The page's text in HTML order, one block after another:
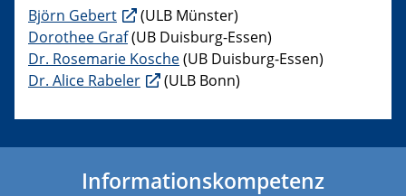
Björn Gebert
(ULB Münster)
Dorothee Graf(UB Duisburg-Essen)
Dr. Rosemarie Kosche(UB Duisburg-Essen)
Dr. Alice Rabeler
(ULB Bonn)
Informationskompetenz